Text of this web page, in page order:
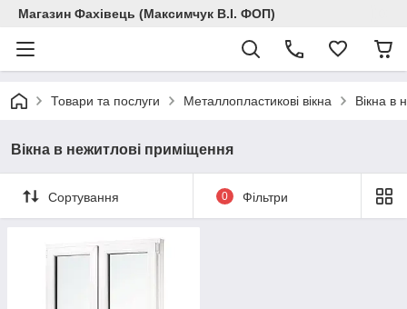
Магазин Фахівець (Максимчук В.І. ФОП)
Товари та послуги Металлопластикові вікна Вікна в
Вікна в нежитлові приміщення
Сортування 0 Фільтри